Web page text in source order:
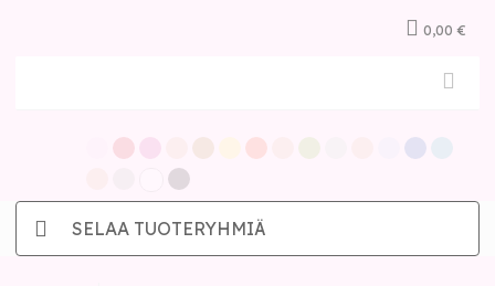
0,00 €
SELAA TUOTERYHMIÄ